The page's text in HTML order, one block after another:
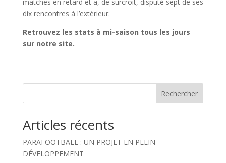
dix rencontres à l’extérieur.
Retrouvez les stats à mi-saison tous les jours
sur notre site.
Rechercher
Articles récents
PARAFOOTBALL : UN PROJET EN PLEIN
DÉVELOPPEMENT